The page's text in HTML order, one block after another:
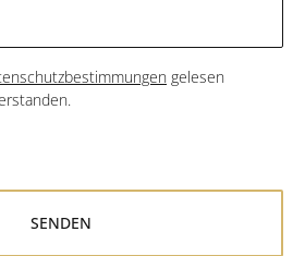
gelesen